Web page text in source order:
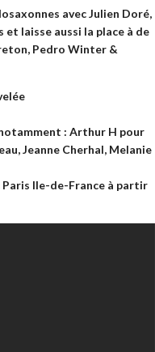
avecJulien Doré,
et laisse aussi la place à de
Pedro Winter &
: Arthur H pour
Jeanne Cherhal, Melanie
Paris Ile-de-France à partir